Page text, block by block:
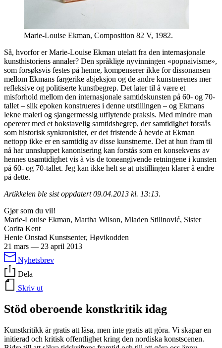
Marie-Louise Ekman, Composition 82 V, 1982.
Så, hvorfor er Marie-Louise Ekman utelatt fra den internasjonale
kunsthistoriens annaler? Den språklige nyvinningen «popnaivisme»,
som forsøksvis festes på henne, kompenserer ikke for dissonansen
mellom Ekmans fargerike abjeksjon og de andre kunstnerenes mer
refleksive og politiserte kunstbegrep. Det later til å være et
misforhold mellom den internasjonale samtidskunsten på 60- og 70-
tallet – slik epoken konstrueres i denne utstillingen – og Ekmans
lekne maleri og sjangermessig utflytende praksis. Med mindre man
opererer med et bokstavelig samtidsbegrep, der samtidighet forstås
som historisk synkronisitet, er det fristende å hevde at Ekman
nettopp ikke er en samtidig av disse kunstnerne. Det at hun fram til
nå har unnsluppet kanonisering kan forstås som en konsekvens av
hennes usamtidighet vis à vis de toneangivende retningene i kunsten
på 60- og 70-tallet. Jeg kan ikke helt se at utstillingen klarer å endre
på dette.
Artikkelen ble sist oppdatert 09.04.2013 kl. 13:13.
Gjør som du vil!
Marie-Louise Ekman, Martha Wilson, Mladen Stilinović, Sister
Corita Kent
Henie Onstad Kunstsenter, Høvikodden
21 mars — 23 april 2013
Nyhetsbrev
Dela
Skriv ut
Stöd oberoende konstkritik idag
Kunstkritikk är gratis att läsa, men inte gratis att göra. Vi skapar en
initierad och kritisk offentlighet kring den nordiska konstscenen.